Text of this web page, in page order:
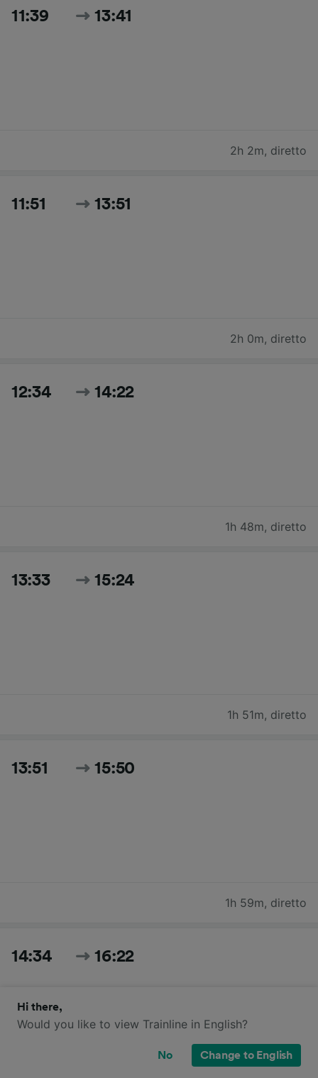
11:39 13:41
2h 2m, diretto
11:51 13:51
2h 0m, diretto
12:34 14:22
1h 48m, diretto
13:33 15:24
1h 51m, diretto
13:51 15:50
1h 59m, diretto
14:34 16:22
Hi there,
Would you like to view Trainline in English?
No Change to English